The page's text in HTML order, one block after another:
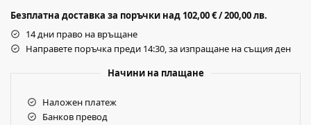
Безплатна доставка за поръчки над 102,00 € / 200,00 лв.
14 дни право на връщане
Направете поръчка преди 14:30, за изпращане на същия ден
Начини на плащане
Наложен платеж
Банков превод